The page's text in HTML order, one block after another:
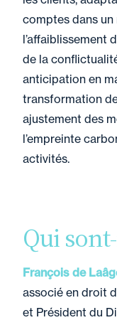
comptes dans
l’affaiblissement
de la
anticipation en
transformation
ajustement des
l’empreinte
activités.
Qui
François de
associé en droit
et Président du